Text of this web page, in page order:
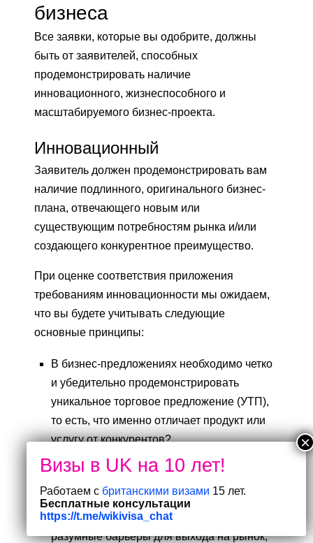
бизнеса
Все заявки, которые вы одобрите, должны
быть от заявителей, способных
продемонстрировать наличие
инновационного, жизнеспособного и
масштабируемого бизнес-проекта.
Инновационный
Заявитель должен продемонстрировать вам
наличие подлинного, оригинального бизнес-
плана, отвечающего новым или
существующим потребностям рынка и/или
создающего конкурентное преимущество.
При оценке соответствия приложения
требованиям инновационности мы ожидаем,
что вы будете учитывать следующие
основные принципы:
В бизнес-предложениях необходимо четко
и убедительно продемонстрировать
уникальное торговое предложение (УТП),
то есть, что именно отличает продукт или
услугу от конкурентов?
Концепция инноваций в бизнесе должна
которое трудно воспроизвести другим
компаниям / которое может показать
разумные барьеры для выхода на рынок,
Работаем с британскими визами 15 лет.
Бесплатные консультации
https://t.me/wikivisa_chat